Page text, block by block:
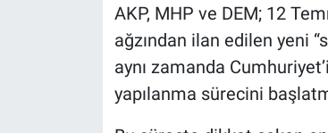
AKP, MHP ve DEM; 12
ağzından ilan edilen yeni
aynı zamanda
yapılanma sürecini